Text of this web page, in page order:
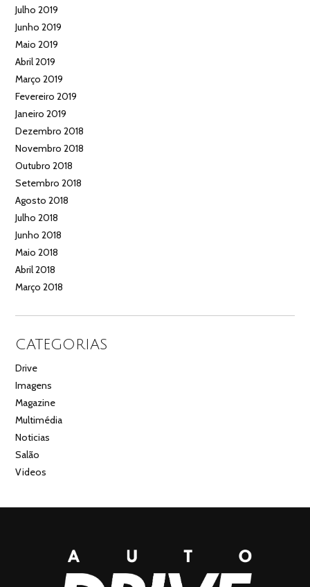
Julho 2019
Junho 2019
Maio 2019
Abril 2019
Março 2019
Fevereiro 2019
Janeiro 2019
Dezembro 2018
Novembro 2018
Outubro 2018
Setembro 2018
Agosto 2018
Julho 2018
Junho 2018
Maio 2018
Abril 2018
Março 2018
CATEGORIAS
Drive
Imagens
Magazine
Multimédia
Noticias
Salão
Videos